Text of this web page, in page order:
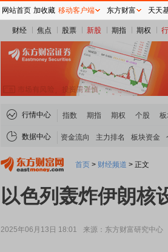
财经 焦点 股票 新股 期指 期权
行情中心 指数 期指 期权 个股
数据中心 资金流向 主力排名 板块资金
首页 > 财经频道 > 正文
以色列轰炸伊朗核
2025年06月13日 18:01 来源：东方财富研究中心
网站首页 加收藏 移动客户端 东方财富 天天
关